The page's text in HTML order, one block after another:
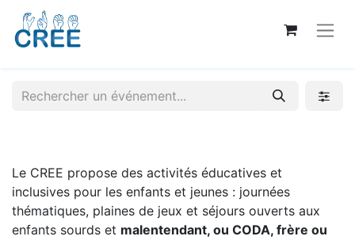
Le CREE propose des activités éducatives et
inclusives pour les enfants et jeunes : journées
thématiques, plaines de jeux et séjours ouverts aux
enfants sourds et malentendant, ou CODA, frère ou